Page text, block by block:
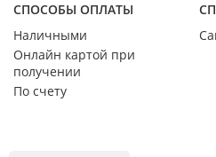
СПОСОБЫ ОПЛАТЫ
Наличными
Онлайн картой при
получении
По счету